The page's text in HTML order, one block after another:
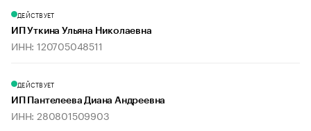
ДЕЙСТВУЕТ
ИП Уткина Ульяна Николаевна
ИНН: 120705048511
ДЕЙСТВУЕТ
ИП Пантелеева Диана Андреевна
ИНН: 280801509903